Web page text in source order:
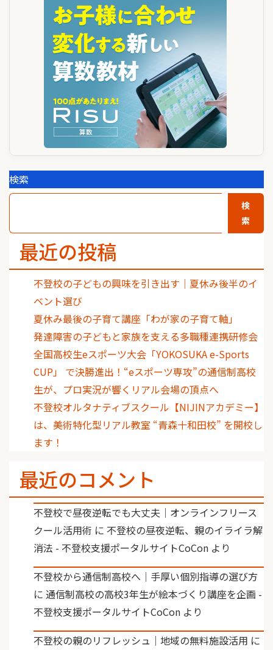
検索
検
索
最近の投稿
不登校の子どもの興味を引き出す｜夏休み後半のイ
ベント選び
夏休み最後の子育て講座「わが家の子育て軸」
発達障害の子どもと家族を支える多職種連携研修会
全国高校生eスポーツ大会「YOKOSUKA e-Sports
CUP」 で決勝進出！“eスポーツ専攻”の通信制高校
生が、プロ実況が響くリアル会場の頂点へ
不登校オルタナティブスクール【NIJINアカデミー】
は、美術特化型リアル教室 “青森十和田校” を開校し
ます！
最近のコメント
不登校で昼夜逆転でも大丈夫｜オンラインフリース
クール活用術 に 不登校の昼夜逆転、親のイライラ解
消法 - 不登校支援ポータルサイトCoCon より
不登校から通信制高校へ｜手厚い個別指導の選び方
に 通信制高校の高校3年生が絵本づくり講座を企画 -
不登校支援ポータルサイトCoCon より
不登校の親のリフレッシュ｜地域の無料施設活用 に